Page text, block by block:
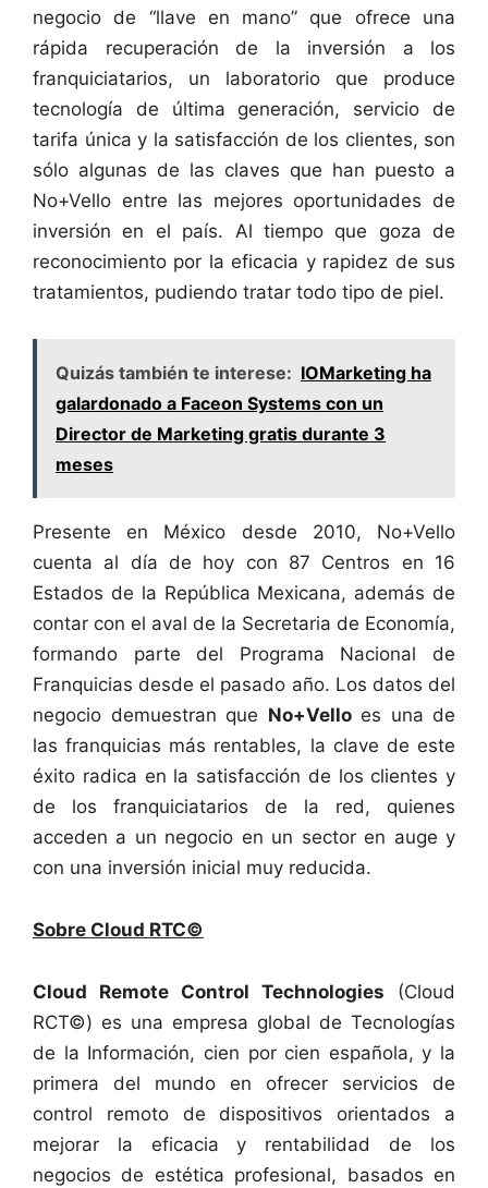
negocio de “llave en mano” que ofrece una
rápida recuperación de la inversión a los
franquiciatarios, un laboratorio que produce
tecnología de última generación, servicio de
tarifa única y la satisfacción de los clientes, son
sólo algunas de las claves que han puesto a
No+Vello entre las mejores oportunidades de
inversión en el país. Al tiempo que goza de
reconocimiento por la eficacia y rapidez de sus
tratamientos, pudiendo tratar todo tipo de piel.
Quizás también te interese: IOMarketing ha
galardonado a Faceon Systems con un
Director de Marketing gratis durante 3
meses
Presente en México desde 2010, No+Vello
cuenta al día de hoy con 87 Centros en 16
Estados de la República Mexicana, además de
contar con el aval de la Secretaria de Economía,
formando parte del Programa Nacional de
Franquicias desde el pasado año. Los datos del
negocio demuestran que No+Velloes una de
las franquicias más rentables, la clave de este
éxito radica en la satisfacción de los clientes y
de los franquiciatarios de la red, quienes
acceden a un negocio en un sector en auge y
con una inversión inicial muy reducida.
Sobre Cloud RTC©
Cloud Remote Control Technologies (Cloud
RCT©) es una empresa global de Tecnologías
de la Información, cien por cien española, y la
primera del mundo en ofrecer servicios de
control remoto de dispositivos orientados a
mejorar la eficacia y rentabilidad de los
negocios de estética profesional, basados en